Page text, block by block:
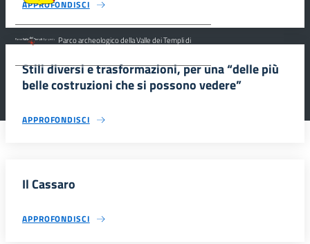
APPROFONDISCI
Stili diversi e trasformazioni, per una “delle più
belle costruzioni che si possono vedere”
APPROFONDISCI
Il Cassaro
APPROFONDISCI
Parco archeologico della Valle dei Templi di